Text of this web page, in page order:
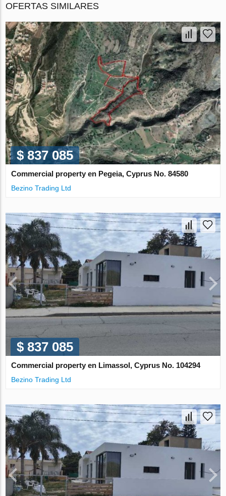
OFERTAS SIMILARES
$ 837 085
Commercial property en Pegeia, Cyprus No. 84580
Bezino Trading Ltd
$ 837 085
Commercial property en Limassol, Cyprus No. 104294
Bezino Trading Ltd